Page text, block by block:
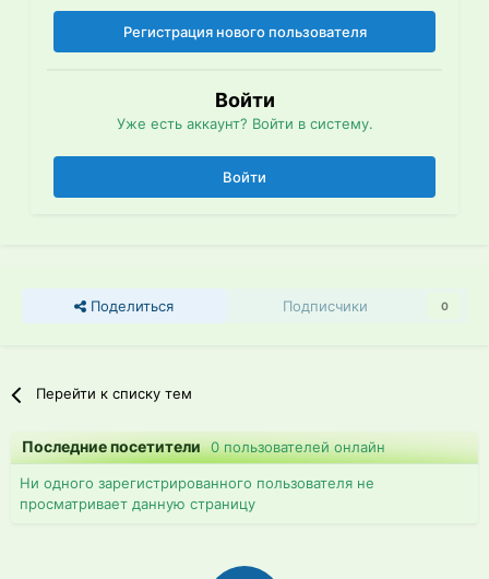
Регистрация нового пользователя
Войти
Уже есть аккаунт? Войти в систему.
Войти
Поделиться Подписчики 0
Перейти к списку тем
Последние посетители0 пользователей онлайн
Ни одного зарегистрированного пользователя не
просматривает данную страницу